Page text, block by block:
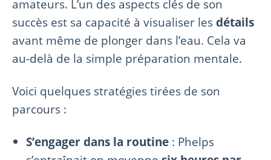
amateurs. L’un des aspects clés de son
succès est sa capacité à visualiser lesdétails
avant même de plonger dans l’eau. Cela va
au-delà de la simple préparation mentale.
Voici quelques stratégies tirées de son
parcours :
S’engager dans la routine : Phelps